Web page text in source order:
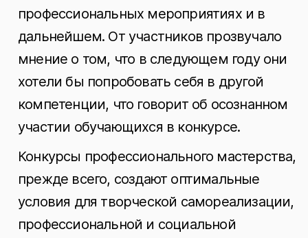
профессиональных мероприятиях и в
дальнейшем. От участников прозвучало
мнение о том, что в следующем году они
хотели бы попробовать себя в другой
компетенции, что говорит об осознанном
участии обучающихся в конкурсе.
Конкурсы профессионального мастерства,
прежде всего, создают оптимальные
условия для творческой самореализации,
профессиональной и социальной